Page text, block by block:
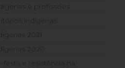
e profissões
indígenas
2021
2020
e resistência na